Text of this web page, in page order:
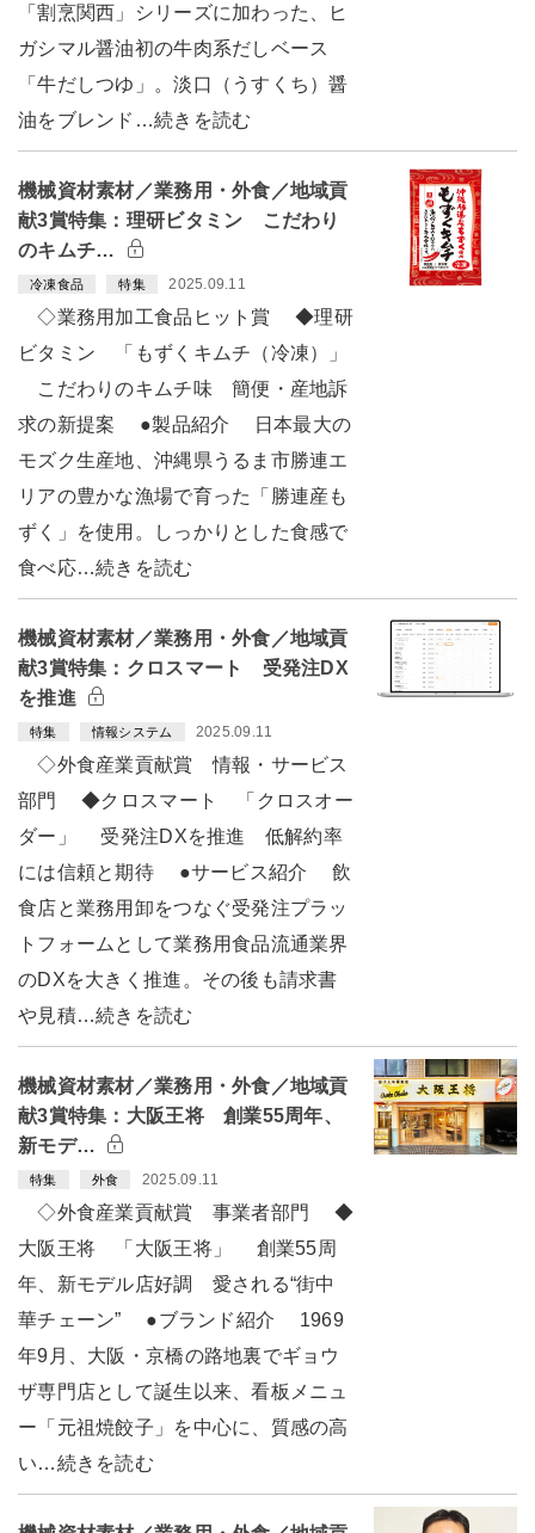
「割烹関西」シリーズに加わった、ヒ
ガシマル醤油初の牛肉系だしベース
「牛だしつゆ」。淡口（うすくち）醤
油をブレンド…続きを読む
機械資材素材／業務用・外食／地域貢
献3賞特集：理研ビタミン こだわり
のキムチ…
冷凍食品 特集 2025.09.11
◇業務用加工食品ヒット賞 ◆理研
ビタミン 「もずくキムチ（冷凍）」
こだわりのキムチ味 簡便・産地訴
求の新提案 ●製品紹介 日本最大の
モズク生産地、沖縄県うるま市勝連エ
リアの豊かな漁場で育った「勝連産も
ずく」を使用。しっかりとした食感で
食べ応…続きを読む
機械資材素材／業務用・外食／地域貢
献3賞特集：クロスマート 受発注DX
を推進
特集 情報システム 2025.09.11
◇外食産業貢献賞 情報・サービス
部門 ◆クロスマート 「クロスオー
ダー」 受発注DXを推進 低解約率
には信頼と期待 ●サービス紹介 飲
食店と業務用卸をつなぐ受発注プラッ
トフォームとして業務用食品流通業界
のDXを大きく推進。その後も請求書
や見積…続きを読む
機械資材素材／業務用・外食／地域貢
献3賞特集：大阪王将 創業55周年、
新モデ…
特集 外食 2025.09.11
◇外食産業貢献賞 事業者部門 ◆
大阪王将 「大阪王将」 創業55周
年、新モデル店好調 愛される“街中
華チェーン” ●ブランド紹介 1969
年9月、大阪・京橋の路地裏でギョウ
ザ専門店として誕生以来、看板メニュ
ー「元祖焼餃子」を中心に、質感の高
い…続きを読む